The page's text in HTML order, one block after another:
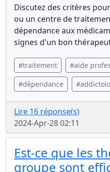
Discutez des critères
ou un centre de
dépendance aux
signes d'un bon
#traitement #aide
#dépendance
Lire 16 réponse(s)
2024-Apr-28 02:11
Est-ce que les
groupe sont